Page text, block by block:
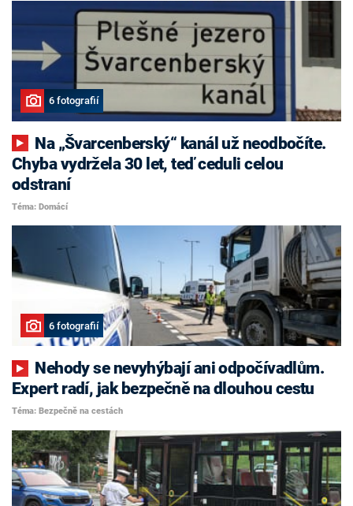
6 fotografií
Chyba vydržela 30 let, teď ceduli celou
odstraní
Téma: Domácí
6 fotografií
Expert radí, jak bezpečně na dlouhou cestu
Téma: Bezpečně na cestách